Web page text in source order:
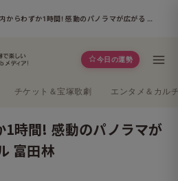
大阪市内からわずか1時間! 感動のパノラマが広がる 亀の井ホテル 富田林
今日の運勢
チケット＆宝塚歌劇 エンタメ＆カル
1時間! 感動のパノラマが
富田林